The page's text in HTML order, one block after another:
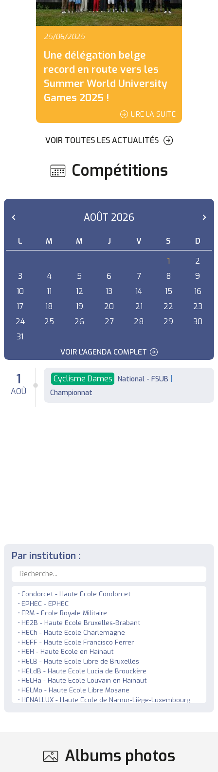
25/06/2025
Une délégation belge
record en route vers les
Summer World University
Games 2025 !
LIRE LA SUITE
VOIR TOUTES LES ACTUALITÉS
Compétitions
AOÛT 2026
L M M J V S
D
1
2
3
4 5 6 7 8
9
10
11 12 13 14 15
16
17
18 19 20 21 22
23
24
25 26 27 28 29
30
31
VOIR L'AGENDA COMPLET
1
AOÛ
Cyclisme Dames National - FSUB
Championnat
Par institution :
Condorcet - Haute Ecole Condorcet
EPHEC - EPHEC
ERM - Ecole Royale Militaire
HE2B - Haute Ecole Bruxelles-Brabant
HECh - Haute Ecole Charlemagne
HEFF - Haute Ecole Francisco Ferrer
HEH - Haute Ecole en Hainaut
HELB - Haute Ecole Libre de Bruxelles
HELdB - Haute Ecole Lucia de Brouckère
HELHa - Haute Ecole Louvain en Hainaut
HELMo - Haute Ecole Libre Mosane
HENALLUX - Haute Ecole de Namur-Liège-Luxembourg
UCLouvain Wolves - Université catholique de Louvain
ULB Owls - Université libre de Bruxelles
ULiège (Gembloux) - Université de Liège (site de
Albums photos